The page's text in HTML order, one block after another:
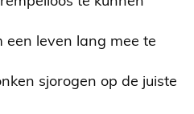
een leven lang mee te
sjorogen op de juiste